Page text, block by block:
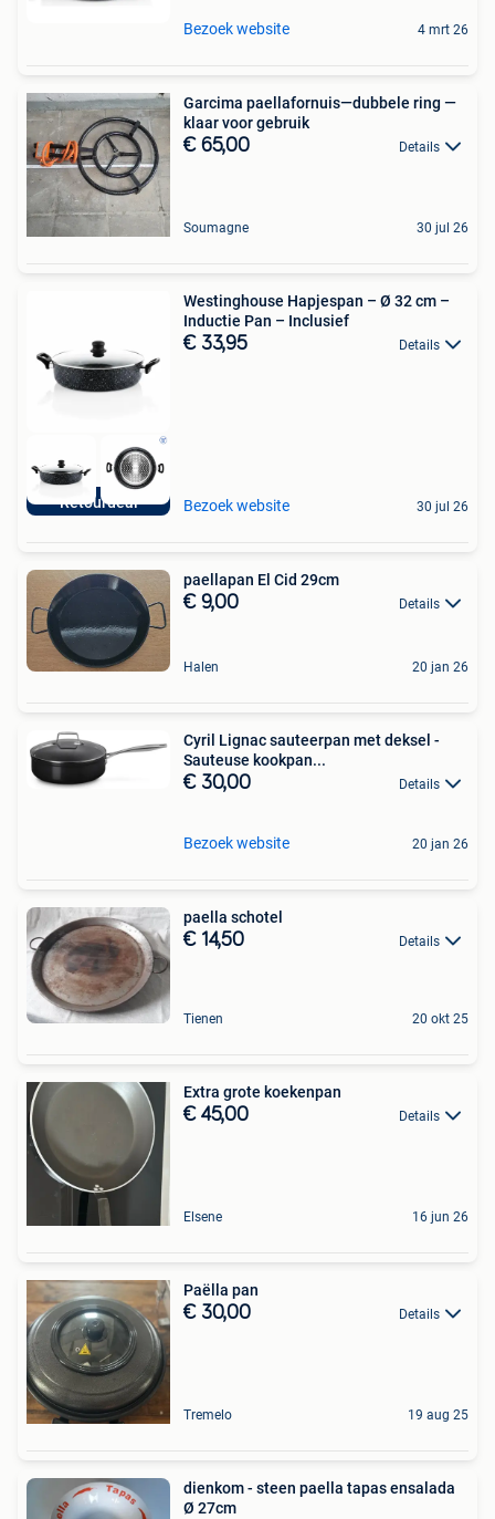
Bezoek website 4 mrt 26
Garcima paellafornuis—dubbele ring —
klaar voor gebruik
€ 65,00 Details
Soumagne 30 jul 26
Retourdeal
Westinghouse Hapjespan – Ø 32 cm –
Inductie Pan – Inclusief
€ 33,95 Details
Bezoek website 30 jul 26
paellapan El Cid 29cm
€ 9,00 Details
Halen 20 jan 26
Cyril Lignac sauteerpan met deksel -
Sauteuse kookpan...
€ 30,00 Details
Bezoek website 20 jan 26
paella schotel
€ 14,50 Details
Tienen 20 okt 25
Extra grote koekenpan
€ 45,00 Details
Elsene 16 jun 26
Paëlla pan
€ 30,00 Details
Tremelo 19 aug 25
dienkom - steen paella tapas ensalada
Ø 27cm